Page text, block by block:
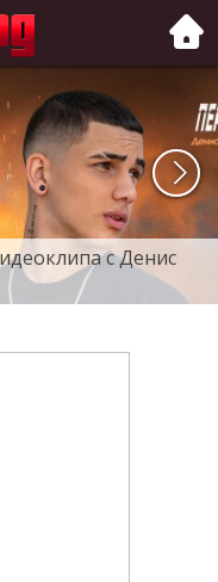
с Денис